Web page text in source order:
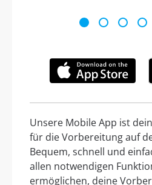
Unsere Mobile App ist
für die Vorbereitung auf
Bequem, schnell und
allen notwendigen
ermöglichen, deine